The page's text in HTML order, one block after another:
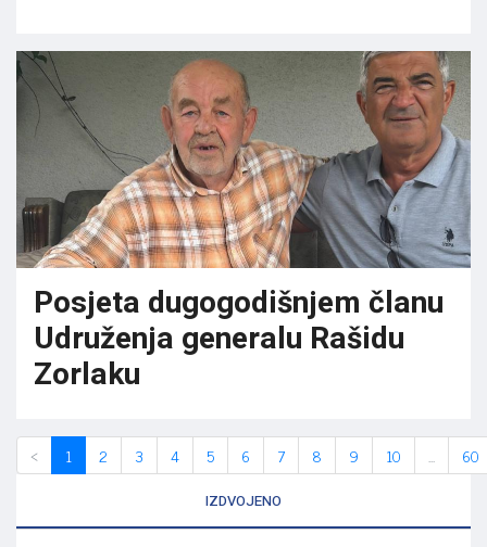
Posjeta dugogodišnjem članu
Udruženja generalu Rašidu
Zorlaku
‹ 1 2 3 4 5 6 7 8 9 10 ... 60
IZDVOJENO